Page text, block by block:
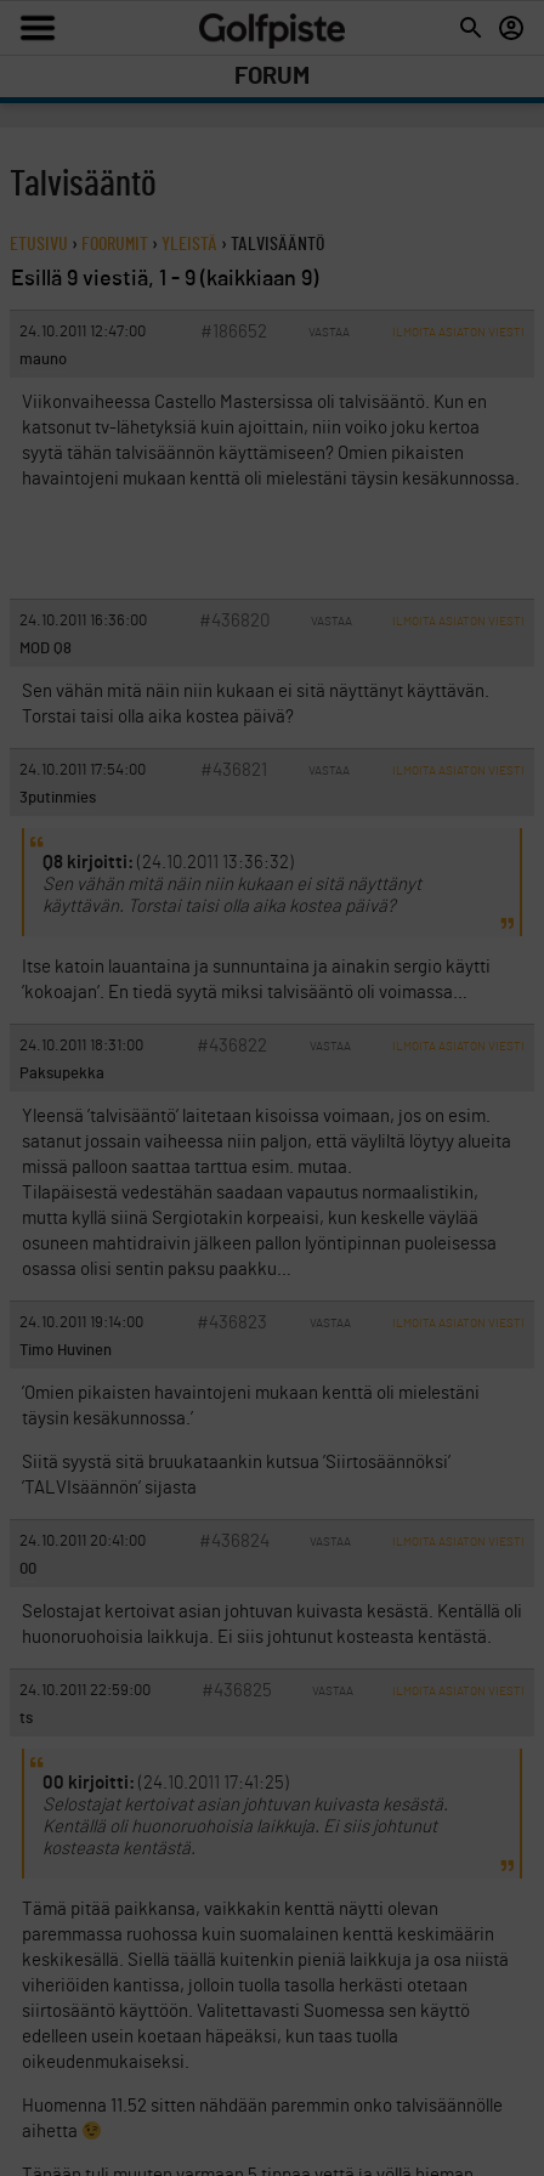
FORUM
Talvisääntö
ETUSIVU › FOORUMIT › YLEISTÄ › TALVISÄÄNTÖ
Esillä 9 viestiä, 1 - 9 (kaikkiaan 9)
24.10.2011 12:47:00 #186652 VASTAA ILMOITA ASIATON VIESTI
mauno
Viikonvaiheessa Castello Mastersissa oli talvisääntö. Kun en
katsonut tv-lähetyksiä kuin ajoittain, niin voiko joku kertoa
syytä tähän talvisäännön käyttämiseen? Omien pikaisten
havaintojeni mukaan kenttä oli mielestäni täysin kesäkunnossa.
24.10.2011 16:36:00 #436820 VASTAA ILMOITA ASIATON VIESTI
MOD Q8
Sen vähän mitä näin niin kukaan ei sitä näyttänyt käyttävän.
Torstai taisi olla aika kostea päivä?
24.10.2011 17:54:00 #436821 VASTAA ILMOITA ASIATON VIESTI
3putinmies
Q8 kirjoitti: (24.10.2011 13:36:32)
Sen vähän mitä näin niin kukaan ei sitä näyttänyt
käyttävän. Torstai taisi olla aika kostea päivä?
Itse katoin lauantaina ja sunnuntaina ja ainakin sergio käytti
’kokoajan’. En tiedä syytä miksi talvisääntö oli voimassa…
24.10.2011 18:31:00 #436822 VASTAA ILMOITA ASIATON VIESTI
Paksupekka
Yleensä ’talvisääntö’ laitetaan kisoissa voimaan, jos on esim.
satanut jossain vaiheessa niin paljon, että väyliltä löytyy alueita
missä palloon saattaa tarttua esim. mutaa.
Tilapäisestä vedestähän saadaan vapautus normaalistikin,
mutta kyllä siinä Sergiotakin korpeaisi, kun keskelle väylää
osuneen mahtidraivin jälkeen pallon lyöntipinnan puoleisessa
osassa olisi sentin paksu paakku…
24.10.2011 19:14:00 #436823 VASTAA ILMOITA ASIATON VIESTI
Timo Huvinen
’Omien pikaisten havaintojeni mukaan kenttä oli mielestäni
täysin kesäkunnossa.’
Siitä syystä sitä bruukataankin kutsua ’Siirtosäännöksi’
’TALVIsäännön’ sijasta
24.10.2011 20:41:00 #436824 VASTAA ILMOITA ASIATON VIESTI
00
Selostajat kertoivat asian johtuvan kuivasta kesästä. Kentällä oli
huonoruohoisia laikkuja. Ei siis johtunut kosteasta kentästä.
24.10.2011 22:59:00 #436825 VASTAA ILMOITA ASIATON VIESTI
ts
00 kirjoitti: (24.10.2011 17:41:25)
Selostajat kertoivat asian johtuvan kuivasta kesästä.
Kentällä oli huonoruohoisia laikkuja. Ei siis johtunut
kosteasta kentästä.
Tämä pitää paikkansa, vaikkakin kenttä näytti olevan
paremmassa ruohossa kuin suomalainen kenttä keskimäärin
keskikesällä. Siellä täällä kuitenkin pieniä laikkuja ja osa niistä
viheriöiden kantissa, jolloin tuolla tasolla herkästi otetaan
siirtosääntö käyttöön. Valitettavasti Suomessa sen käyttö
edelleen usein koetaan häpeäksi, kun taas tuolla
oikeudenmukaiseksi.
Huomenna 11.52 sitten nähdään paremmin onko talvisäännölle
aihetta